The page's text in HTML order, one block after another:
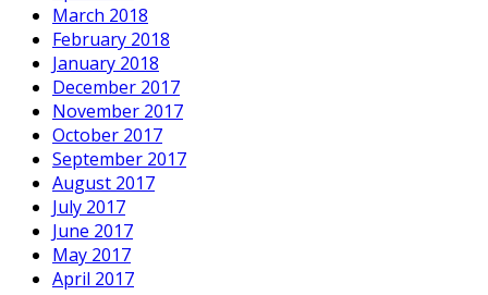
March 2018
February 2018
January 2018
December 2017
November 2017
October 2017
September 2017
August 2017
July 2017
June 2017
May 2017
April 2017